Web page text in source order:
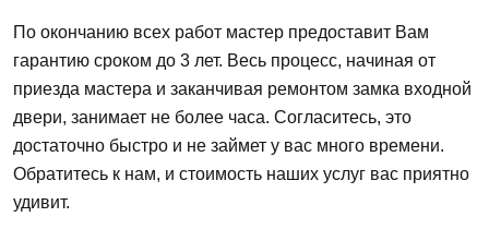
По окончанию всех работ мастер предоставит Вам
гарантию сроком до 3 лет. Весь процесс, начиная от
приезда мастера и заканчивая ремонтом замка входной
двери, занимает не более часа. Согласитесь, это
достаточно быстро и не займет у вас много времени.
Обратитесь к нам, и стоимость наших услуг вас приятно
удивит.